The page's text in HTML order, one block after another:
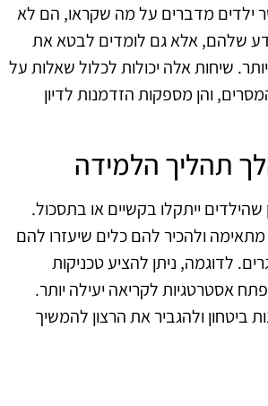
ילדים מדברים על מה שקראו, הם לא
שלהם, אלא גם לומדים לבטא את
שיחות אלה יכולות לכלול שאלות על
והן מספקות הזדמנות לדיון
תהליך הלמידה
ייתקלו בקשיים או בתסכול.
ולהכיר להם כלים שיעזרו להם
לדוגמה, ניתן להציע טכניקות
אסטרטגיות לקריאה יעילה יותר.
ביטחון ולהגביר את הרצון להמשיך